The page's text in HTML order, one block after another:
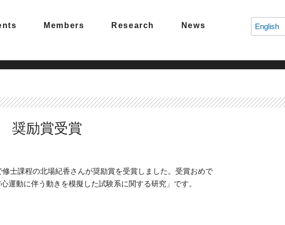
Members Research News English
奨励賞受賞
士課程の北場紀香さんが奨励賞を受賞しました。受賞おめで
運動に伴う動きを模擬した試験系に関する研究」です。